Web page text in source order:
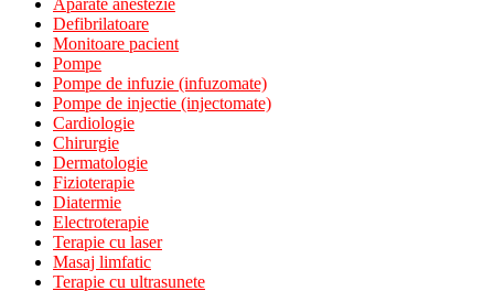
Defibrilatoare
Monitoare pacient
Pompe
Pompe de infuzie (infuzomate)
Pompe de injectie (injectomate)
Cardiologie
Chirurgie
Dermatologie
Fizioterapie
Diatermie
Electroterapie
Terapie cu laser
Masaj limfatic
Terapie cu ultrasunete